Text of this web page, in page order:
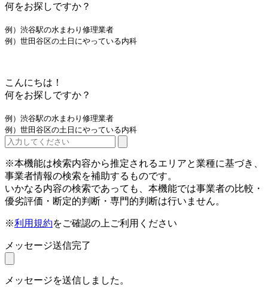
何をお探しですか？
例）渋谷駅の水まわり修理業者
例）世田谷区の土日にやっている内科
こんにちは！
何をお探しですか？
例）渋谷駅の水まわり修理業者
例）世田谷区の土日にやっている内科
※本機能は検索内容から推定されるエリアと業種に基づき、
事業者情報の検索を補助するものです。
いかなる内容の検索であっても、本機能では事業者の比較・
優劣評価・断定的判断・専門的判断は行いません。
※利用規約をご確認の上ご利用ください
メッセージ送信完了
メッセージを送信しました。